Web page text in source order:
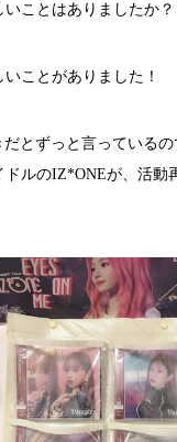
ことはありましたか？
ことがありました！
だとずっと言っている
ドルのIZ*ONEが、活動